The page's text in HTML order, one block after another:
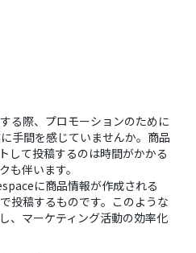
る際、プロモーションのために
手間を感じていませんか。商品
して投稿するのは時間がかかる
も伴います。
に商品情報が作成される
投稿するものです。このような
、マーケティング活動の効率化